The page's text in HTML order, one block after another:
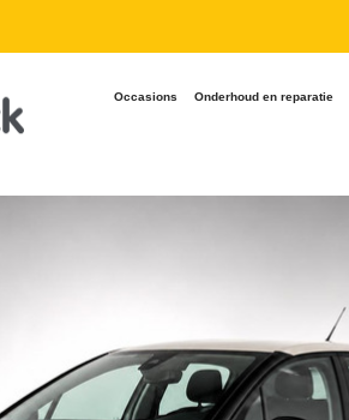
Occasions Onderhoud en reparatie